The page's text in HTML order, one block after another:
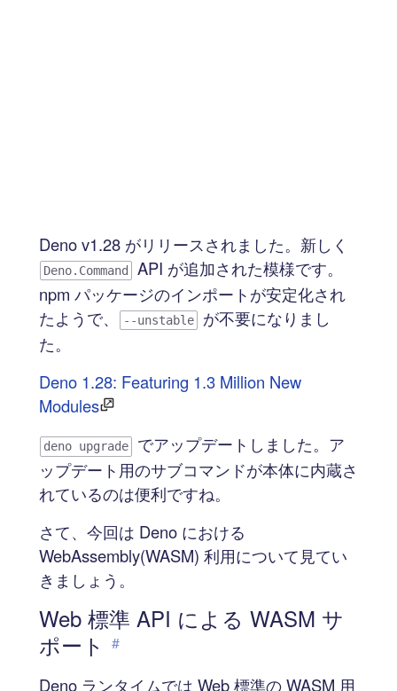
Deno v1.28 がリリースされました。新しく
Deno.Command
API が追加された模様です。
npm パッケージのインポートが安定化され
たようで、
--unstable
が不要になりまし
た。
Deno 1.28: Featuring 1.3 Million New
Modules
deno upgrade
でアップデートしました。ア
ップデート用のサブコマンドが本体に内蔵さ
れているのは便利ですね。
さて、今回は Deno における
WebAssembly(WASM) 利用について見てい
きましょう。
Web 標準 API による WASM サ
ポート
#
Deno ランタイムでは Web 標準の WASM 用